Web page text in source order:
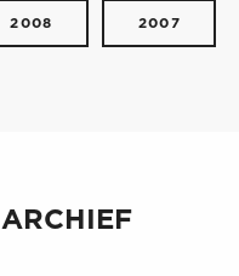
2008 2007